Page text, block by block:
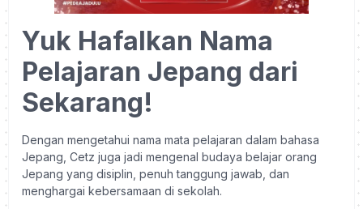
Yuk Hafalkan Nama
Pelajaran Jepang dari
Sekarang!
Dengan mengetahui nama mata pelajaran dalam bahasa
Jepang, Cetz juga jadi mengenal budaya belajar orang
Jepang yang disiplin, penuh tanggung jawab, dan
menghargai kebersamaan di sekolah.